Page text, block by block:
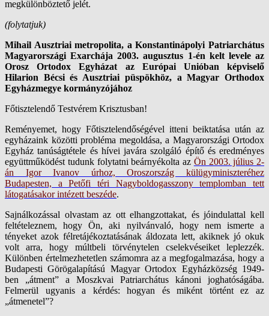
megkülönböztető jelét.
(folytatjuk)
Mihail Ausztriai metropolita, a Konstantinápolyi Patriarchátus
Magyarországi Exarchája 2003. augusztus 1-én kelt levele az
Orosz Ortodox Egyházat az Európai Unióban képviselő
Hilarion Bécsi és Ausztriai püspökhöz, a Magyar Orthodox
Egyházmegye kormányzójához
Főtisztelendő Testvérem Krisztusban!
Reményemet, hogy Főtisztelendőségével itteni beiktatása után az
egyházaink közötti probléma megoldása, a Magyarországi Ortodox
Egyház tanúságtétele és hívei javára szolgáló építő és eredményes
együttműködést tudunk folytatni beárnyékolta az Ön 2003. július 2-
án Igor Ivanov úrhoz, Oroszország külügyminiszteréhez
Budapesten, a Petőfi téri Nagyboldogasszony templomban tett
látogatásakor intézett beszéde.
Sajnálkozással olvastam az ott elhangzottakat, és jóindulattal kell
feltételeznem, hogy Ön, aki nyilvánvaló, hogy nem ismerte a
tényeket azok félretájékoztatásának áldozata lett, akiknek jó okuk
volt arra, hogy múltbeli törvénytelen cselekvéseiket leplezzék.
Különben értelmezhetetlen számomra az a megfogalmazása, hogy a
Budapesti Görögalapítású Magyar Ortodox Egyházközség 1949-
ben „átment” a Moszkvai Patriarchátus kánoni joghatóságába.
Felmerül ugyanis a kérdés: hogyan és miként történt ez az
„átmenetel”?